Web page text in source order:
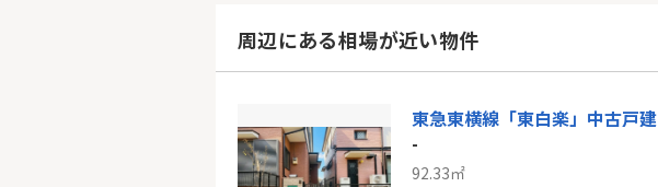
周辺にある相場が近い物件
東急東横線「東白楽」中古戸建
-
92.33㎡